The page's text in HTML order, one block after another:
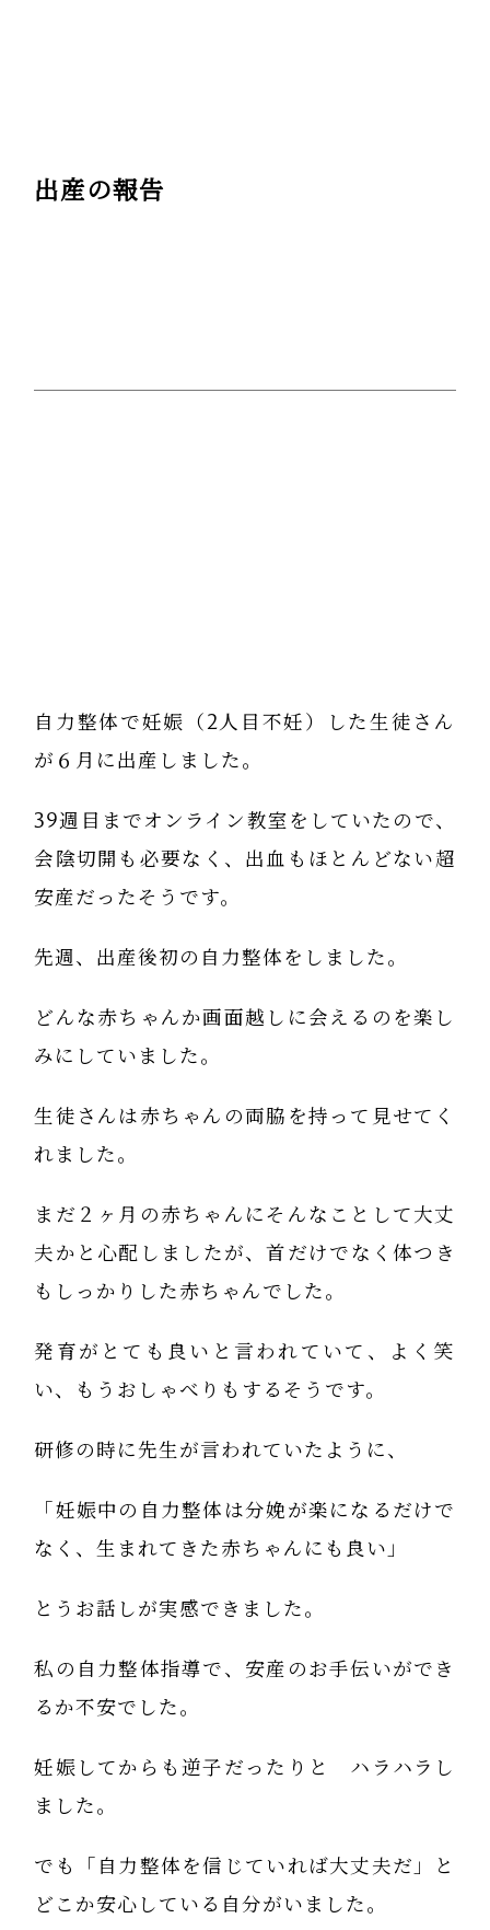
出産の報告
自力整体で妊娠（2人目不妊）した生徒さん
が６月に出産しました。
39週目までオンライン教室をしていたので、
会陰切開も必要なく、出血もほとんどない超
安産だったそうです。
先週、出産後初の自力整体をしました。
どんな赤ちゃんか画面越しに会えるのを楽し
みにしていました。
生徒さんは赤ちゃんの両脇を持って見せてく
れました。
まだ２ヶ月の赤ちゃんにそんなことして大丈
夫かと心配しましたが、首だけでなく体つき
もしっかりした赤ちゃんでした。
発育がとても良いと言われていて、よく笑
い、もうおしゃべりもするそうです。
研修の時に先生が言われていたように、
「妊娠中の自力整体は分娩が楽になるだけで
なく、生まれてきた赤ちゃんにも良い」
とうお話しが実感できました。
私の自力整体指導で、安産のお手伝いができ
るか不安でした。
妊娠してからも逆子だったりと ハラハラし
ました。
でも「自力整体を信じていれば大丈夫だ」と
どこか安心している自分がいました。